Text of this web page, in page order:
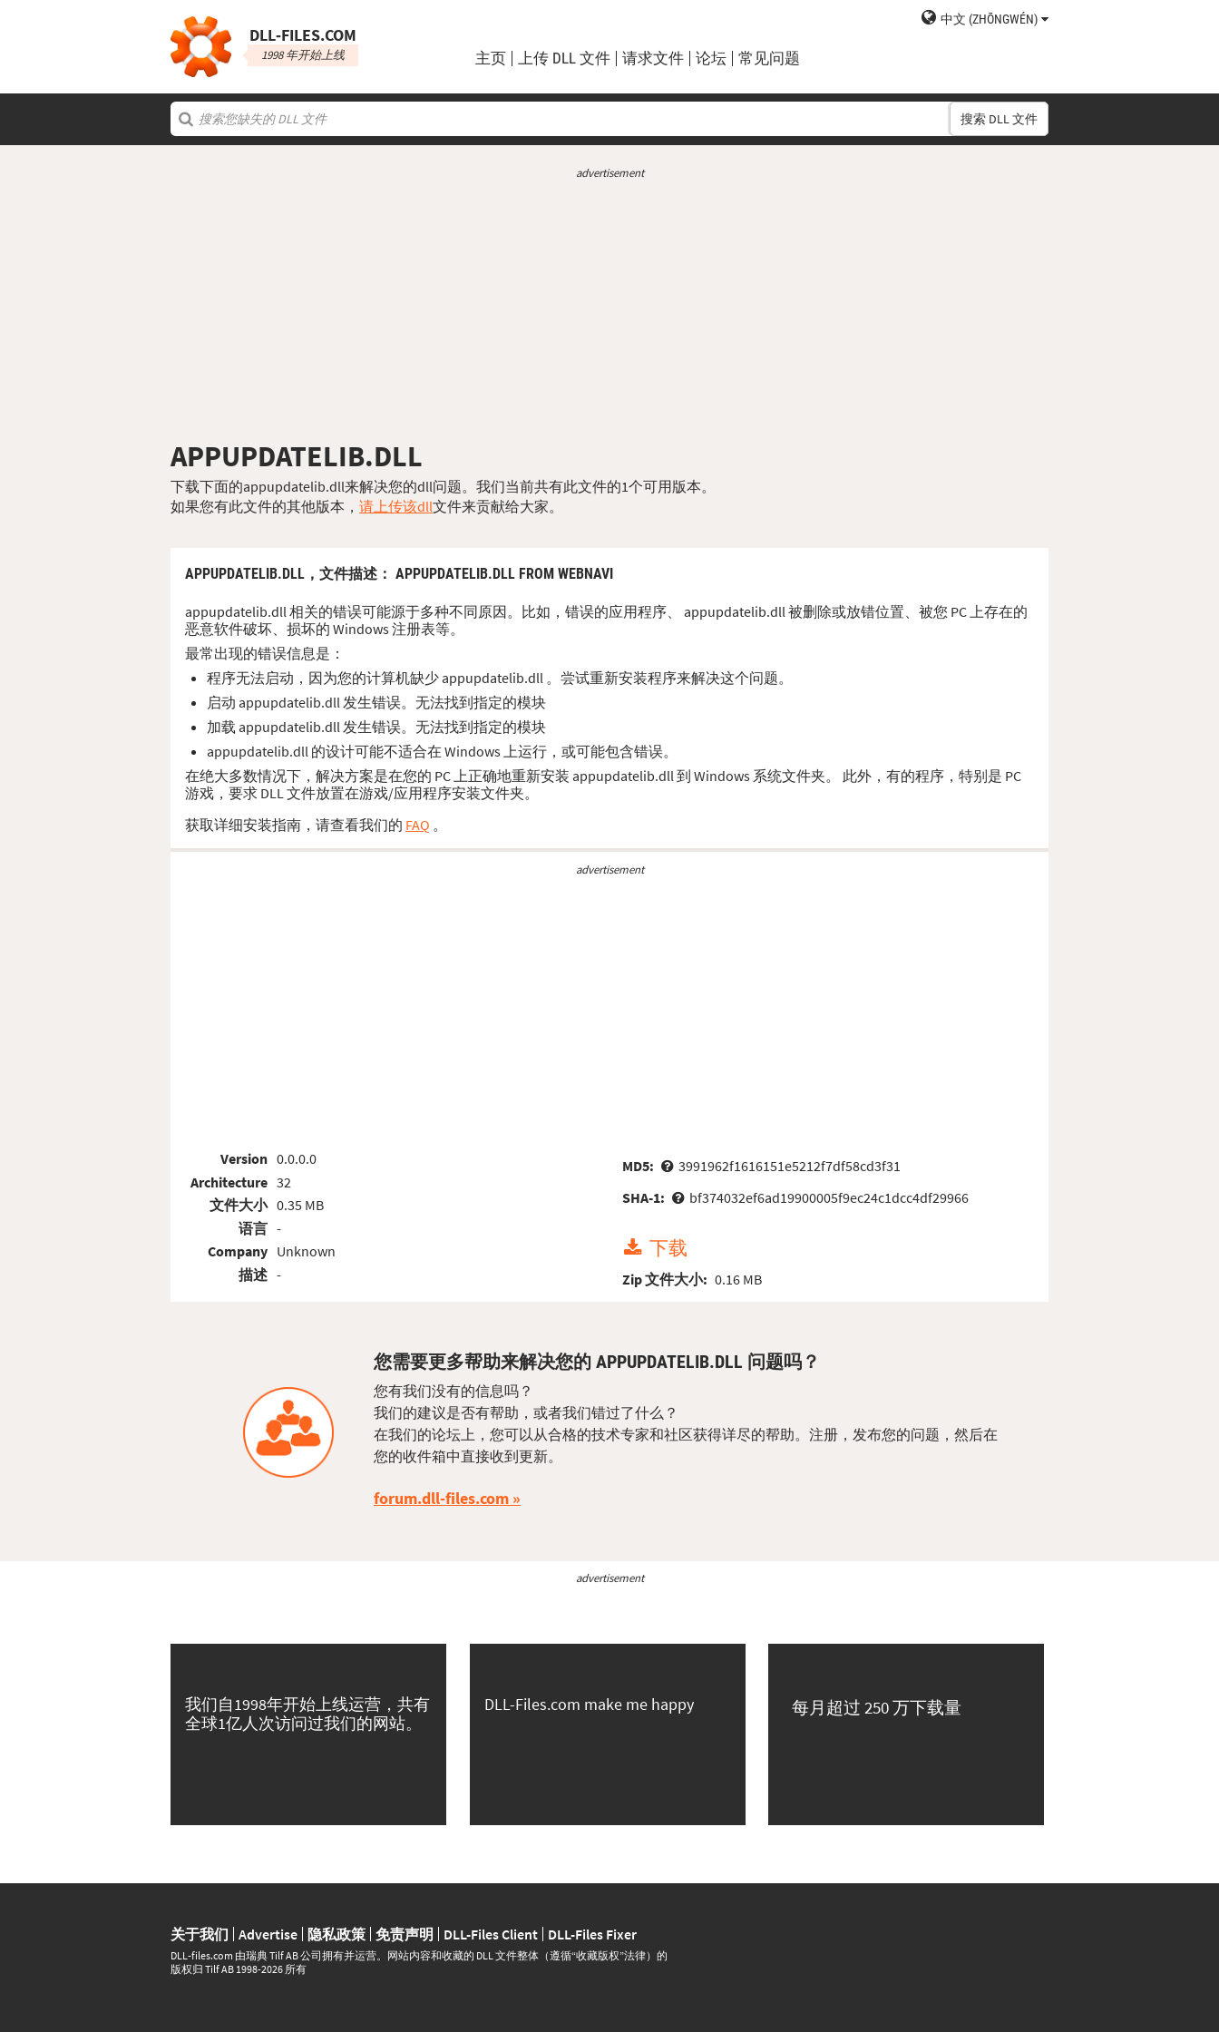
DLL‑FILES.COM
1998 年开始上线
中文 (ZHŌNGWÉN)
主页 上传 DLL 文件 请求文件 论坛 常见问题
搜索 DLL 文件
advertisement
APPUPDATELIB.DLL
下载下面的appupdatelib.dll来解决您的dll问题。我们当前共有此文件的1个可用版本。
如果您有此文件的其他版本， 请上传该dll文件来贡献给大家。
APPUPDATELIB.DLL， 文件描述 ： APPUPDATELIB.DLL FROM WEBNAVI
appupdatelib.dll 相关的错误可能源于多种不同原因。比如，错误的应用程序、 appupdatelib.dll 被删除或放错位置、被您 PC 上存在的
恶意软件破坏、损坏的 Windows 注册表等。
最常出现的错误信息是：
程序无法启动，因为您的计算机缺少 appupdatelib.dll 。尝试重新安装程序来解决这个问题。
启动 appupdatelib.dll 发生错误。无法找到指定的模块
加载 appupdatelib.dll 发生错误。无法找到指定的模块
appupdatelib.dll 的设计可能不适合在 Windows 上运行，或可能包含错误。
在绝大多数情况下，解决方案是在您的 PC 上正确地重新安装 appupdatelib.dll 到 Windows 系统文件夹。 此外，有的程序，特别是 PC
游戏，要求 DLL 文件放置在游戏/应用程序安装文件夹。
获取详细安装指南，请查看我们的 FAQ 。
advertisement
Version
Architecture
文件大小
语言
Company
描述
0.0.0.0
32
0.35 MB
-
Unknown
-
MD5:
3991962f1616151e5212f7df58cd3f31
SHA-1:
bf374032ef6ad19900005f9ec24c1dcc4df29966
下载
Zip 文件大小: 0.16 MB
您需要更多帮助来解决您的 APPUPDATELIB.DLL 问题吗？
您有我们没有的信息吗？
我们的建议是否有帮助，或者我们错过了什么？
在我们的论坛上，您可以从合格的技术专家和社区获得详尽的帮助。注册，发布您的问题，然后在
您的收件箱中直接收到更新。
forum.dll-files.com
advertisement
我们自1998年开始上线运营，共有
全球1亿人次访问过我们的网站。
DLL-Files.com make me happy 每月超过 250 万下载量
关于我们 Advertise 隐私政策 免责声明 DLL-Files Client DLL-Files Fixer
DLL‑files.com 由瑞典 Tilf AB 公司拥有并运营。网站内容和收藏的 DLL 文件整体（遵循“收藏版权”法律）的
版权归 Tilf AB 1998-2026 所有